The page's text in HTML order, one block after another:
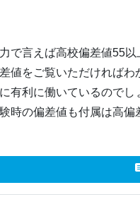
で言えば高校偏差値55
差値をご覧いただければ
有利に働いているのでし
時の偏差値も付属は高偏